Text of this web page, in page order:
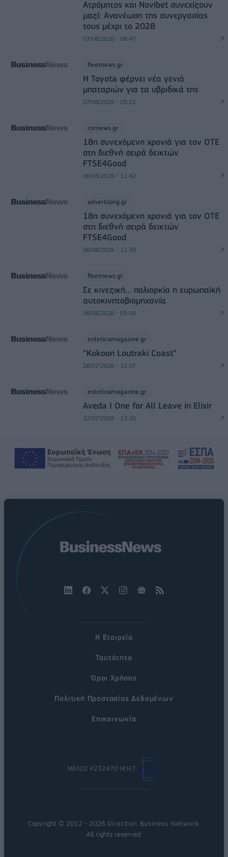
Ατρόμητος και Novibet συνεχίζουν
μαζί: Ανανέωση της συνεργασίας
τους μέχρι το 2028
07/08/2026 - 08:47
fleetnews.gr
Η Toyota φέρνει νέα γενιά
μπαταριών για τα υβριδικά της
07/08/2026 - 05:22
csrnews.gr
18η συνεχόμενη χρονιά για τον ΟΤΕ
στη διεθνή σειρά δεικτών
FTSE4Good
06/08/2026 - 11:42
advertising.gr
18η συνεχόμενη χρονιά για τον ΟΤΕ
στη διεθνή σειρά δεικτών
FTSE4Good
06/08/2026 - 11:39
fleetnews.gr
Σε κινεζική… πολιορκία η ευρωπαϊκή
αυτοκινητοβιομηχανία
06/08/2026 - 05:00
esteticamagazine.gr
“Kokoon Loutraki Coast”
28/07/2026 - 12:07
esteticamagazine.gr
Aveda I One for All Leave in Elixir
22/07/2026 - 13:20
Η Εταιρεία
Ταυτότητα
Όροι Χρήσης
Πολιτική Προστασίας Δεδομένων
Επικοινωνία
ΜΕΛΟΣ #232470 Μ.Η.Τ.
Copyright © 2012 - 2026 Direction Business Network.
All rights reserved.